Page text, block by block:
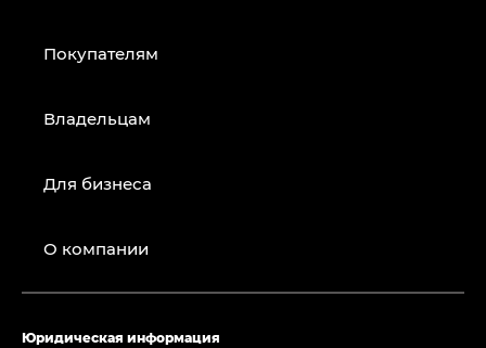
Покупателям
Владельцам
Для бизнеса
О компании
Юридическая информация